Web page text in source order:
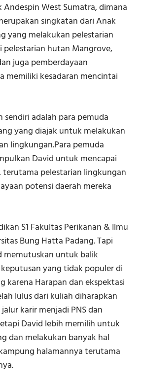
West Sumatra, dimana
singkatan dari Anak
yang melakukan pelestarian
hutan Mangrove,
juga pemberdayaan
memiliki kesadaran mencintai
adalah para pemuda
yang diajak untuk melakukan
lingkungan.Para pemuda
David untuk mencapai
pelestarian lingkungan
potensi daerah mereka
S1 Fakultas Perikanan & Ilmu
Bung Hatta Padang. Tapi
memutuskan untuk balik
yang tidak populer di
karena Harapan dan ekspektasi
lulus dari kuliah diharapkan
karir menjadi PNS dan
David lebih memilih untuk
dan melakukan banyak hal
halamannya terutama